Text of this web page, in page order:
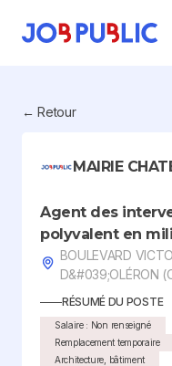
← Retour
MAIRIE
Agent des
polyvalent en
BOULEVARD
D&#039;OLÉRON
RÉSUMÉ DU POSTE
Salaire : Non renseigné
Remplacement temporaire
Architecture, bâtiment